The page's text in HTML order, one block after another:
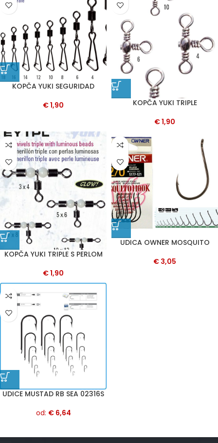
KOPČA YUKI SEGURIDAD
€1,90
KOPČA YUKI TRIPLE
€1,90
KOPČA YUKI TRIPLE S PERLOM
€1,90
UDICA OWNER MOSQUITO
€ 3,05
UDICE MUSTAD RB SEA 02316S
od: €6,64